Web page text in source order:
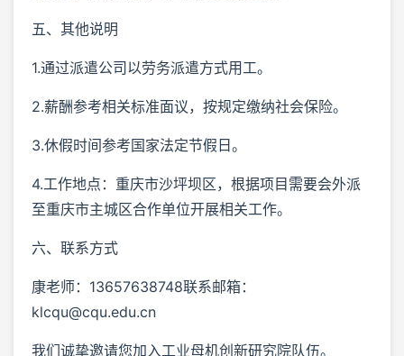
五、其他说明
1.通过派遣公司以劳务派遣方式用工。
2.薪酬参考相关标准面议，按规定缴纳社会保险。
3.休假时间参考国家法定节假日。
4.工作地点：重庆市沙坪坝区，根据项目需要会外派
至重庆市主城区合作单位开展相关工作。
六、联系方式
康老师：13657638748联系邮箱：
klcqu@cqu.edu.cn
我们诚挚邀请您加入工业母机创新研究院队伍。